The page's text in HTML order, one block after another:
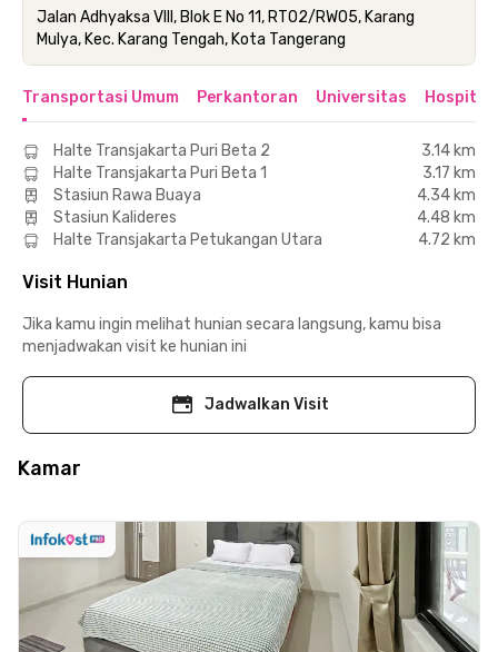
Jalan Adhyaksa VIII, Blok E No 11, RT02/RW05, Karang
Mulya, Kec. Karang Tengah, Kota Tangerang
Transportasi Umum Perkantoran Universitas Hospital
Halte Transjakarta Puri Beta 2
3.14 km
Halte Transjakarta Puri Beta 1
3.17 km
Stasiun Rawa Buaya
4.34 km
Stasiun Kalideres
4.48 km
Halte Transjakarta Petukangan Utara
4.72 km
Visit Hunian
Jika kamu ingin melihat hunian secara langsung, kamu bisa
menjadwakan visit ke hunian ini
Jadwalkan Visit
Kamar